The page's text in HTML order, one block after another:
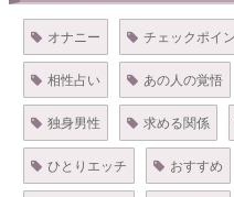
オナニー チェックポイ
相性占い あの人の覚悟
独身男性 求める関係
ひとりエッチ おすすめ